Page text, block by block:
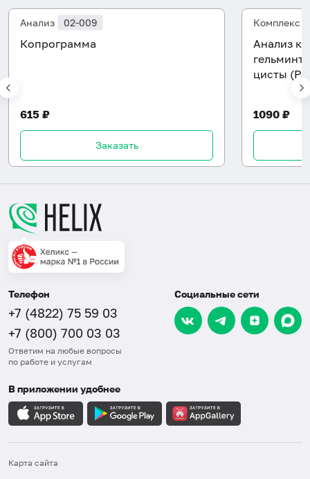
Анализ 02-009
Копрограмма
615 ₽
Заказать
Комплекс
Анализ
цисты
1090 ₽
Телефон
+7 (4822) 75 59 03
+7 (800) 700 03 03
Ответим на любые вопросы
по работе и услугам
Социальные сети
В приложении удобнее
Карта сайта